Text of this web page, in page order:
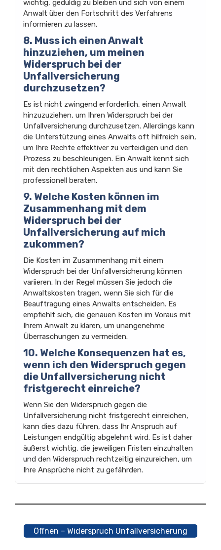
wichtig, geduldig zu bleiben und sich von einem
Anwalt über den Fortschritt des Verfahrens
informieren zu lassen.
8. Muss ich einen Anwalt
hinzuziehen, um meinen
Widerspruch bei der
Unfallversicherung
durchzusetzen?
Es ist nicht zwingend erforderlich, einen Anwalt
hinzuzuziehen, um Ihren Widerspruch bei der
Unfallversicherung durchzusetzen. Allerdings kann
die Unterstützung eines Anwalts oft hilfreich sein,
um Ihre Rechte effektiver zu verteidigen und den
Prozess zu beschleunigen. Ein Anwalt kennt sich
mit den rechtlichen Aspekten aus und kann Sie
professionell beraten.
9. Welche Kosten können im
Zusammenhang mit dem
Widerspruch bei der
Unfallversicherung auf mich
zukommen?
Die Kosten im Zusammenhang mit einem
Widerspruch bei der Unfallversicherung können
variieren. In der Regel müssen Sie jedoch die
Anwaltskosten tragen, wenn Sie sich für die
Beauftragung eines Anwalts entscheiden. Es
empfiehlt sich, die genauen Kosten im Voraus mit
Ihrem Anwalt zu klären, um unangenehme
Überraschungen zu vermeiden.
10. Welche Konsequenzen hat es,
wenn ich den Widerspruch gegen
die Unfallversicherung nicht
fristgerecht einreiche?
Wenn Sie den Widerspruch gegen die
Unfallversicherung nicht fristgerecht einreichen,
kann dies dazu führen, dass Ihr Anspruch auf
Leistungen endgültig abgelehnt wird. Es ist daher
äußerst wichtig, die jeweiligen Fristen einzuhalten
und den Widerspruch rechtzeitig einzureichen, um
Ihre Ansprüche nicht zu gefährden.
Öffnen – Widerspruch Unfallversicherung